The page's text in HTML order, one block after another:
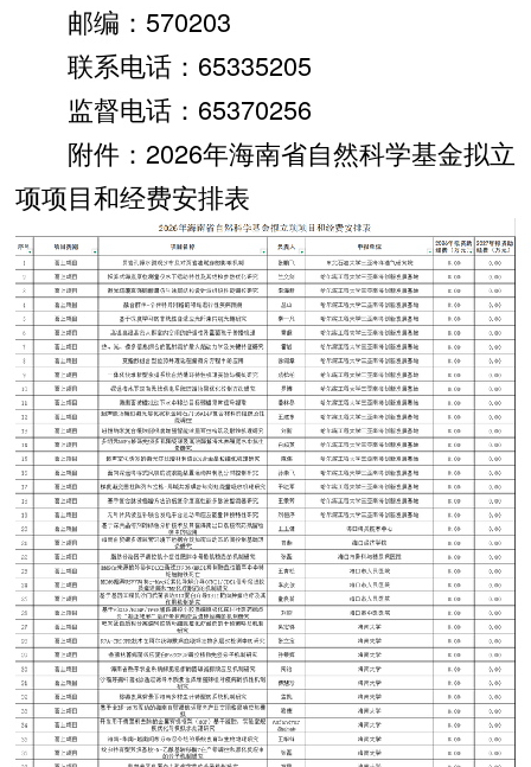
邮编：570203
联系电话：65335205
监督电话：65370256
附件：2026年海南省自然科学基金拟立
项项目和经费安排表